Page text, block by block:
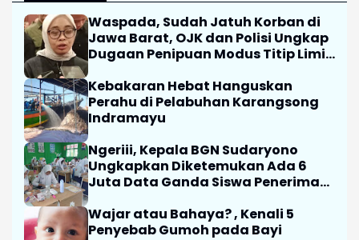
Waspada, Sudah Jatuh Korban di
Jawa Barat, OJK dan Polisi Ungkap
Dugaan Penipuan Modus Titip Limit
Kebakaran Hebat Hanguskan
Perahu di Pelabuhan Karangsong
Indramayu
Ngeriii, Kepala BGN Sudaryono
Ungkapkan Diketemukan Ada 6
Juta Data Ganda Siswa Penerima
Wajar atau Bahaya? , Kenali 5
Penyebab Gumoh pada Bayi